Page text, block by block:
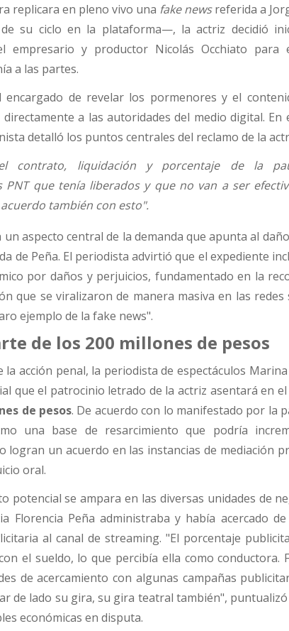
replicara en pleno vivo una fake newsreferida a
su ciclo en la plataforma—, la actriz decidió
empresario y productor Nicolás Occhiato para
a las partes.
de revelar los pormenores y el
a las autoridades del medio digital. En
detalló los puntos centrales del reclamo de la
contrato, liquidación y porcentaje de la
PNT que tenía liberados y que no van a ser
también con esto".
aspecto central de la demanda que apunta al
de Peña. El periodista advirtió que el expediente
por daños y perjuicios, fundamentado en la
que se viralizaron de manera masiva en las redes
ejemplo de la fake news".
de los 200 millones de pesos
la acción penal, la periodista de espectáculos
que el patrocinio letrado de la actriz asentará en el
de pesos. De acuerdo con lo manifestado por la
una base de resarcimiento que podría
logran un acuerdo en las instancias de mediación
oral.
potencial se ampara en las diversas unidades de
Florencia Peña administraba y había acercado
al canal de streaming. "El porcentaje
el sueldo, lo que percibía ella como conductora.
de acercamiento con algunas campañas
de lado su gira, su gira teatral también",
económicas en disputa.